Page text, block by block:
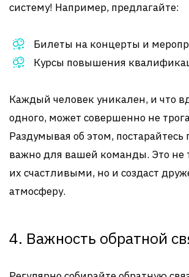
систему! Например, предлагайте:
Билеты на концерты и
Курсы повышения
Каждый человек уникален, и что
одного, может совершенно не
Раздумывая об этом, постарайтесь
важно для вашей команды. Это не
их счастливыми, но и создаст
атмосферу.
4. Важность обратной